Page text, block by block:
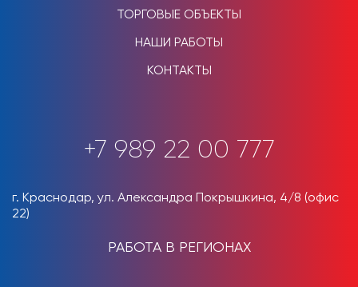
ТОРГОВЫЕ ОБЪЕКТЫ
НАШИ РАБОТЫ
КОНТАКТЫ
+7 989 22 00 777
г. Краснодар, ул. Александра Покрышкина, 4/8 (офис
22)
РАБОТА В РЕГИОНАХ